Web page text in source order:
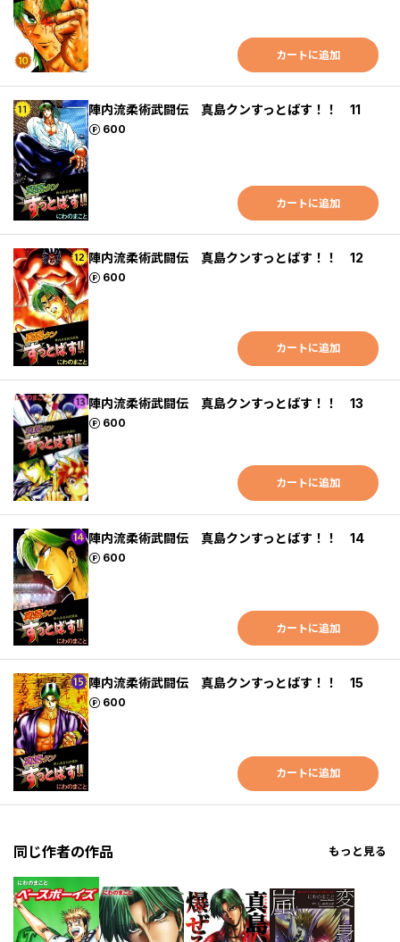
カートに追加
陣内流柔術武闘伝 真島クンすっとばす！！ 11
600
ポイント
カートに追加
陣内流柔術武闘伝 真島クンすっとばす！！ 12
600
ポイント
カートに追加
陣内流柔術武闘伝 真島クンすっとばす！！ 13
600
ポイント
カートに追加
陣内流柔術武闘伝 真島クンすっとばす！！ 14
600
ポイント
カートに追加
陣内流柔術武闘伝 真島クンすっとばす！！ 15
600
ポイント
カートに追加
同じ作者の作品 もっと見る